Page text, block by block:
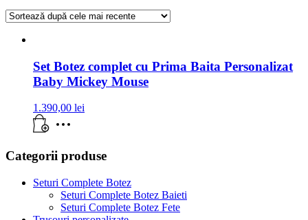
Set Botez complet cu Prima Baita Personalizat
Baby Mickey Mouse
1.390,00 lei
Categorii produse
Seturi Complete Botez
Seturi Complete Botez Baieti
Seturi Complete Botez Fete